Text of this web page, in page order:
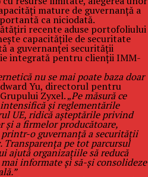
mature de guvernanță a
ca niciodată.
recente aduse portofoliului
capacitățile de securitate
a guvernanței securității
integrată pentru clienții IMM-
nu se mai poate baza doar
Yu, directorul pentru
Zyxel. „Pe măsură ce
și reglementările
UE, ridică așteptările privind
și a firmelor producătoare,
o guvernanță a securității
pe tot parcursul
ajută organizațiile să reducă
informate și să-și consolideze